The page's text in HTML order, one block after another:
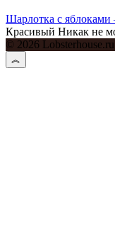
Шарлотка с яблоками
Красивый Никак не
© 2026